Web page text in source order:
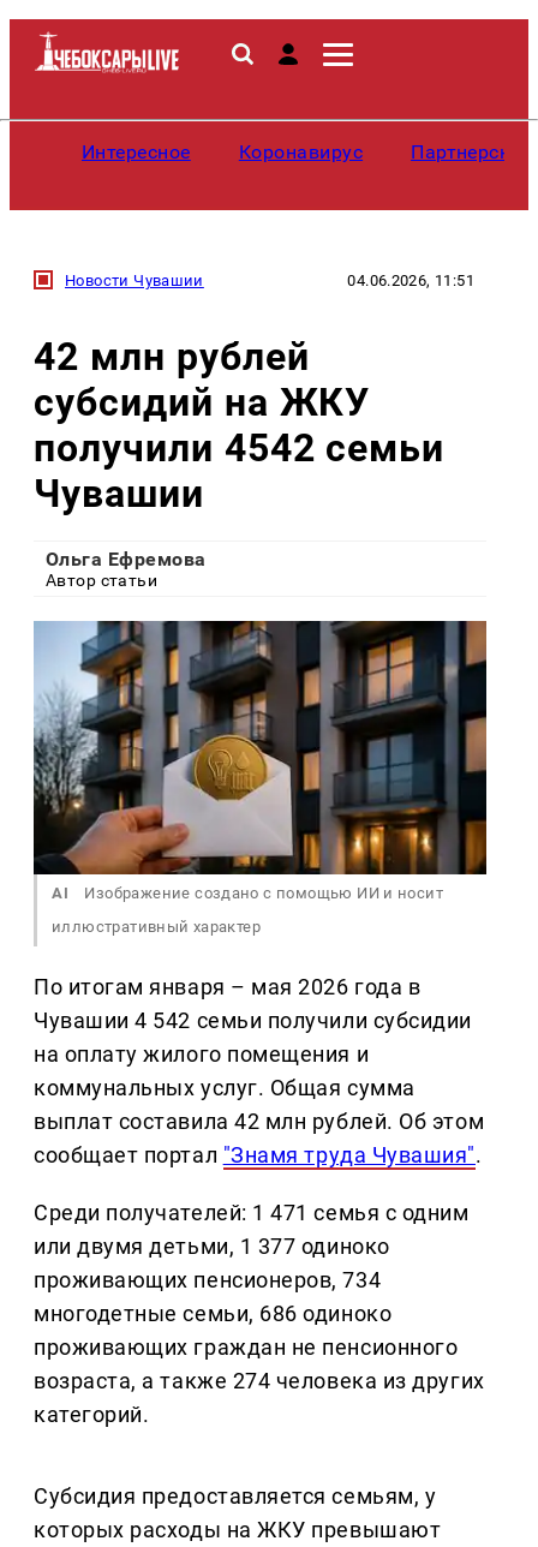
Интересное Коронавирус
Новости Чувашии 04.06.2026, 11:51
42 млн рублей
субсидий на ЖКУ
получили 4542 семьи
Чувашии
Ольга Ефремова
Автор статьи
AI
Изображение создано с помощью ИИ и носит
иллюстративный характер
По итогам января – мая 2026 года в
Чувашии 4 542 семьи получили субсидии
на оплату жилого помещения и
коммунальных услуг. Общая сумма
выплат составила 42 млн рублей. Об этом
сообщает портал "Знамя труда Чувашия".
Среди получателей: 1 471 семья с одним
или двумя детьми, 1 377 одиноко
проживающих пенсионеров, 734
многодетные семьи, 686 одиноко
проживающих граждан не пенсионного
возраста, а также 274 человека из других
категорий.
Субсидия предоставляется семьям, у
которых расходы на ЖКУ превышают